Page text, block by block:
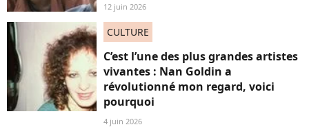
12 juin 2026
CULTURE
C’est l’une des plus grandes artistes
vivantes : Nan Goldin a
révolutionné mon regard, voici
pourquoi
4 juin 2026